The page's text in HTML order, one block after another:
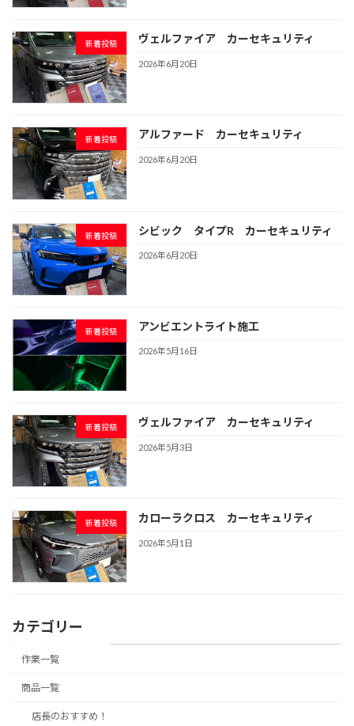
新着投稿 ヴェルファイア カーセキュリティ
2026年6月20日
新着投稿 アルファード カーセキュリティ
2026年6月20日
新着投稿 シビック タイプR カーセキュリティ
2026年6月20日
新着投稿 アンビエントライト施工
2026年5月16日
新着投稿 ヴェルファイア カーセキュリティ
2026年5月3日
新着投稿 カローラクロス カーセキュリティ
2026年5月1日
カテゴリー
作業一覧
商品一覧
店長のおすすめ！